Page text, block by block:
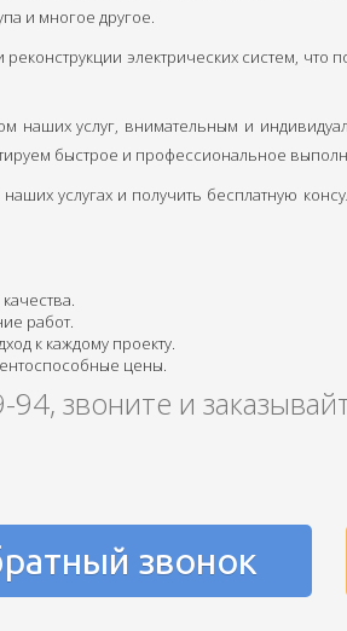
и многое другое.
электрических систем,
наших услуг, внимательным и
быстрое и профессиональное
услугах и получить бесплатную
работ.
к каждому проекту.
цены.
94, звоните и
звонок